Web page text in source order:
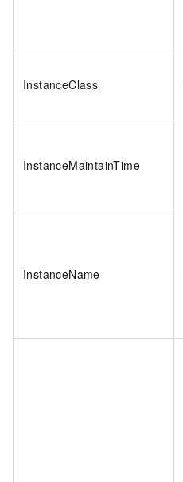
InstanceClass
InstanceMaintainTime
InstanceName